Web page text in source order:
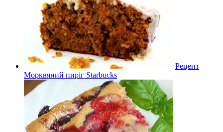
Рецепт
Морквяний пиріг Starbucks